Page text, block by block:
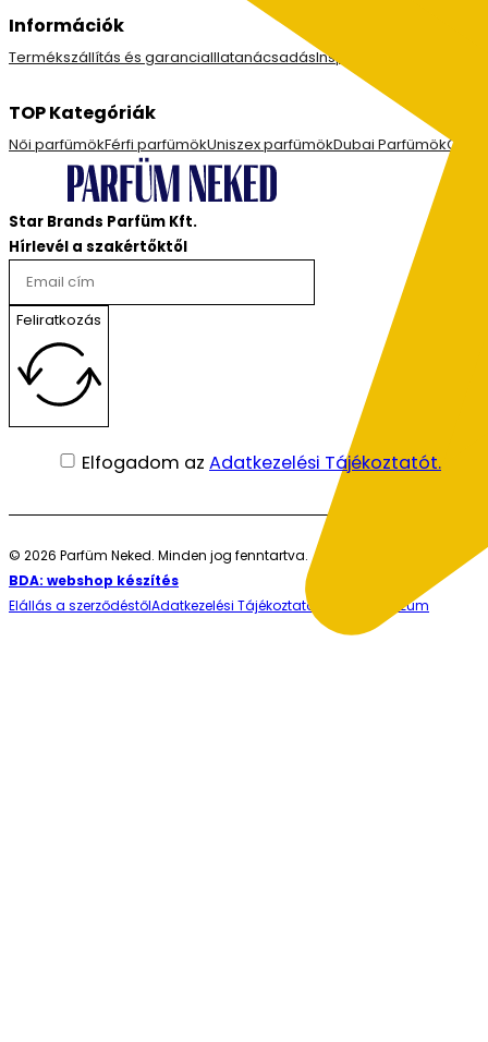
Információk
Termékszállítás és garanciaIllatanácsadásInspiráció
TOP Kategóriák
Női parfümökFérfi parfümökUniszex parfümökDubai Parfümök
Star Brands Parfüm Kft.
Hírlevél a szakértőktől
Feliratkozás
Elfogadom az Adatkezelési Tájékoztatót.
© 2026 Parfüm Neked. Minden jog fenntartva.
BDA: webshop készítés
Elállás a szerződéstőlAdatkezelési Tájékoztató Impresszum